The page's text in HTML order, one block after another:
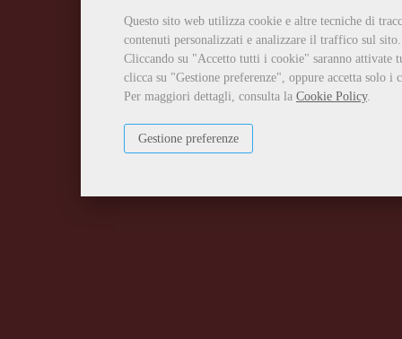
Questo sito web utilizza cookie e altre tecniche di
contenuti personalizzati e analizzare il traffico sul sito.
Cliccando su "Accetto tutti i cookie" saranno attivate
clicca su "Gestione preferenze", oppure accetta solo
Per maggiori dettagli, consulta la Cookie Policy.
Gestione preferenze